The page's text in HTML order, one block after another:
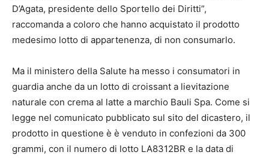
D’Agata, presidente dello Sportello dei Diritti”,
raccomanda a coloro che hanno acquistato il prodotto
medesimo lotto di appartenenza, di non consumarlo.
Ma il ministero della Salute ha messo i consumatori in
guardia anche da un lotto di croissant a lievitazione
naturale con crema al latte a marchio Bauli Spa. Come si
legge nel comunicato pubblicato sul sito del dicastero, il
prodotto in questione è è venduto in confezioni da 300
grammi, con il numero di lotto LA8312BR e la data di